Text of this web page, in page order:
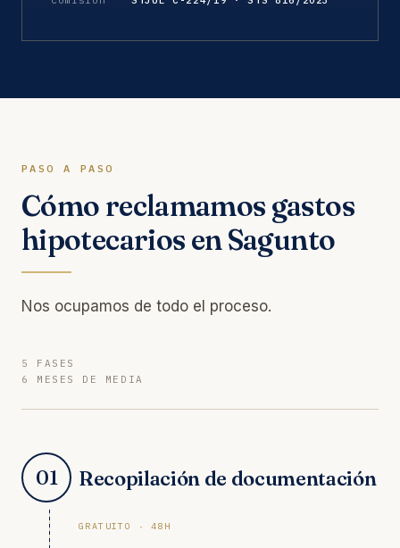
PASO A PASO
Cómo reclamamos gastos
hipotecarios en Sagunto
Nos ocupamos de todo el proceso.
5 FASES
6 MESES DE MEDIA
01 Recopilación de documentación
GRATUITO · 48H